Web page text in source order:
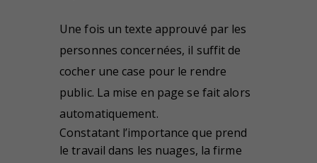
Une fois un texte approuvé par les
personnes concernées, il suffit de
cocher une case pour le rendre
public. La mise en page se fait alors
automatiquement.
Constatant l’importance que prend
le travail dans les nuages, la firme